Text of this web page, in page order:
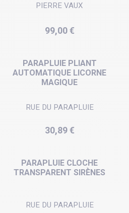
PIERRE VAUX
Prix
99,00 €
PARAPLUIE PLIANT
AUTOMATIQUE LICORNE
MAGIQUE
RUE DU PARAPLUIE
Prix
30,89 €
PARAPLUIE CLOCHE
TRANSPARENT SIRÈNES
RUE DU PARAPLUIE